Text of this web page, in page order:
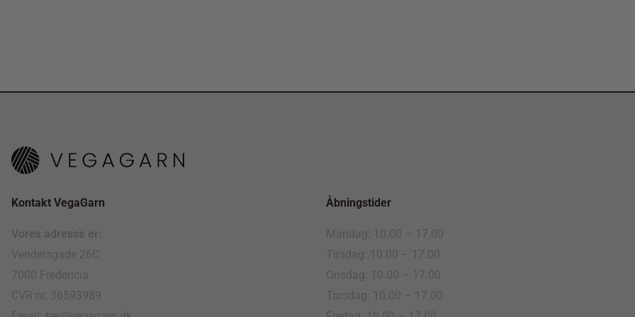
Kontakt VegaGarn
Vores adresse er:
Vendersgade 26C
7000 Fredericia
CVR nr. 36593989
Åbningstider
Mandag: 10.00 – 17.00
Tirsdag: 10.00 – 17.00
Onsdag: 10.00 – 17.00
Torsdag: 10.00 – 17.00